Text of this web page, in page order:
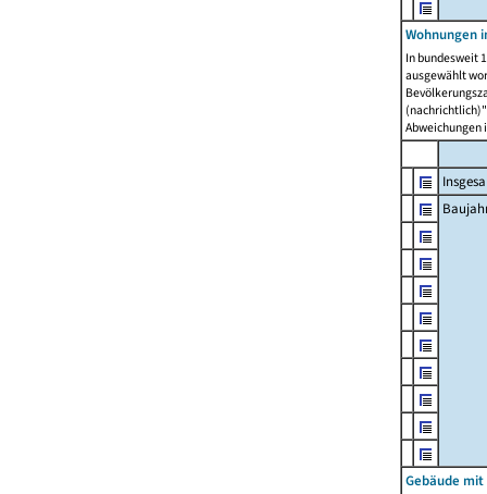
Wohnungen
In bundesweit
ausgewählt
Abweichungen
Gebäude mit